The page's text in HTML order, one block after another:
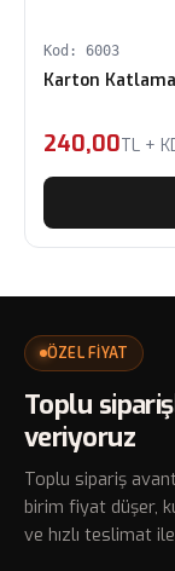
Kod: 6003
Karton
240,00TL +
ÖZEL FİYAT
Toplu
veriyoruz
Toplu sipariş
birim fiyat düşer,
ve hızlı teslimat